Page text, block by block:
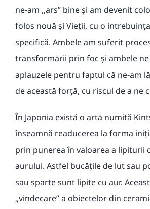
ne-am ,,ars’’ bine și am devenit
folos nouă și Vieții, cu o
specifică. Ambele am suferit
transformării prin foc și ambele
aplauzele pentru faptul că ne-am
de această forță, cu riscul de a ne
În Japonia există o artă numită
înseamnă readucerea la forma
prin punerea în valoarea a lipiturii
aurului. Astfel bucățile de lut sau
sau sparte sunt lipite cu aur.
„vindecare” a obiectelor din